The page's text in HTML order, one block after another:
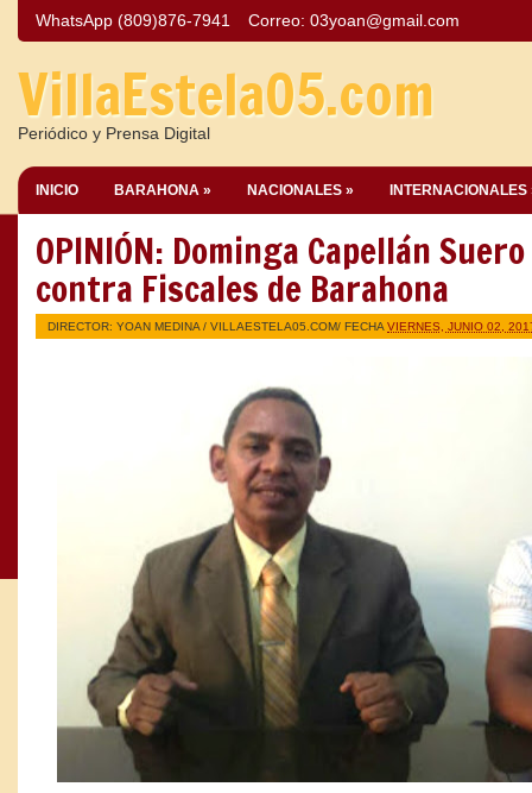
WhatsApp (809)876-7941 Correo: 03yoan@gmail.com
VillaEstela05.com
Periódico y Prensa Digital
INICIO BARAHONA » NACIONALES » INTERNACIONALES
OPINIÓN: Dominga Capellán
contra Fiscales de Barahona
DIRECTOR: YOAN MEDINA / VILLAESTELA05.COM/ FECHA VIERNES, JUNIO 02,